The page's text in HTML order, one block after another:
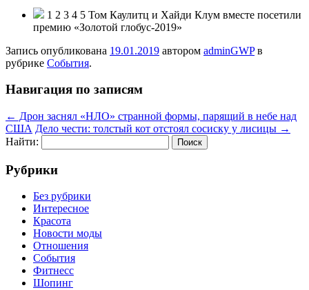
1 2 3 4 5 Том Каулитц и Хайди Клум вместе посетили
премию «Золотой глобус-2019»
Запись опубликована 19.01.2019 автором adminGWPв
рубрике События.
Навигация по записям
← Дрон заснял «НЛО» странной формы, парящий в небе над
США Дело чести: толстый кот отстоял сосиску у лисицы →
Найти:
Рубрики
Без рубрики
Интересное
Красота
Новости моды
Отношения
События
Фитнесс
Шопинг